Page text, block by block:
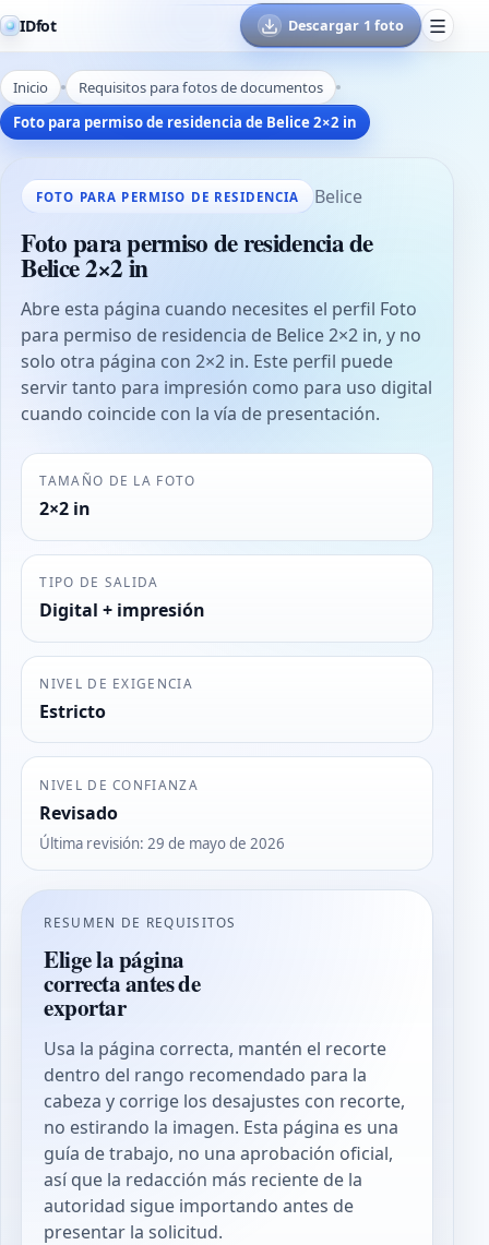
IDfot Descargar 1 foto
Inicio
Requisitos para fotos de documentos
Foto para permiso de residencia de Belice 2×2 in
FOTO PARA PERMISO DE RESIDENCIA Belice
Foto para permiso de residencia de
Belice 2×2 in
Abre esta página cuando necesites el perfil Foto
para permiso de residencia de Belice 2×2 in, y no
solo otra página con 2×2 in. Este perfil puede
servir tanto para impresión como para uso digital
cuando coincide con la vía de presentación.
TAMAÑO DE LA FOTO
2×2 in
TIPO DE SALIDA
Digital + impresión
NIVEL DE EXIGENCIA
Estricto
NIVEL DE CONFIANZA
Revisado
Última revisión:29 de mayo de 2026
RESUMEN DE REQUISITOS
Elige la página
correcta antes de
exportar
Usa la página correcta, mantén el recorte
dentro del rango recomendado para la
cabeza y corrige los desajustes con recorte,
no estirando la imagen. Esta página es una
guía de trabajo, no una aprobación oficial,
así que la redacción más reciente de la
autoridad sigue importando antes de
presentar la solicitud.